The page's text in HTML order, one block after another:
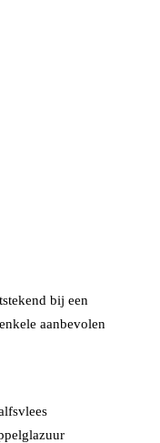
bij een
aanbevolen